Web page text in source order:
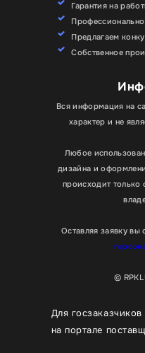
Гарантия на
Предлагаем
Собственное
Вся информация на
характер и не
Любое
дизайна и
происходит только
Оставляя заявку вы
©
Для госзаказчиков
на портале